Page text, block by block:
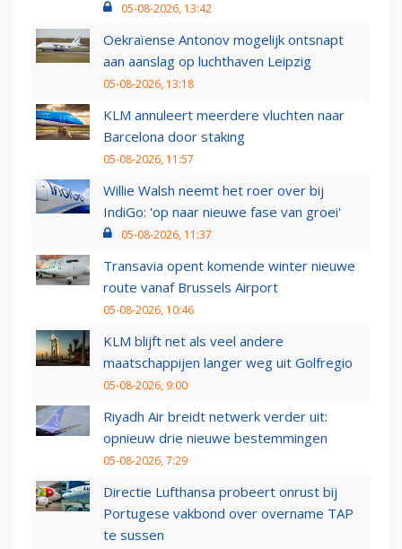
05-08-2026, 13:42
Oekraïense Antonov mogelijk ontsnapt
aan aanslag op luchthaven Leipzig
05-08-2026, 13:18
KLM annuleert meerdere vluchten naar
Barcelona door staking
05-08-2026, 11:57
Willie Walsh neemt het roer over bij
IndiGo: 'op naar nieuwe fase van groei'
05-08-2026, 11:37
Transavia opent komende winter nieuwe
route vanaf Brussels Airport
05-08-2026, 10:46
KLM blijft net als veel andere
maatschappijen langer weg uit Golfregio
05-08-2026, 9:00
Riyadh Air breidt netwerk verder uit:
opnieuw drie nieuwe bestemmingen
05-08-2026, 7:29
Directie Lufthansa probeert onrust bij
Portugese vakbond over overname TAP
te sussen